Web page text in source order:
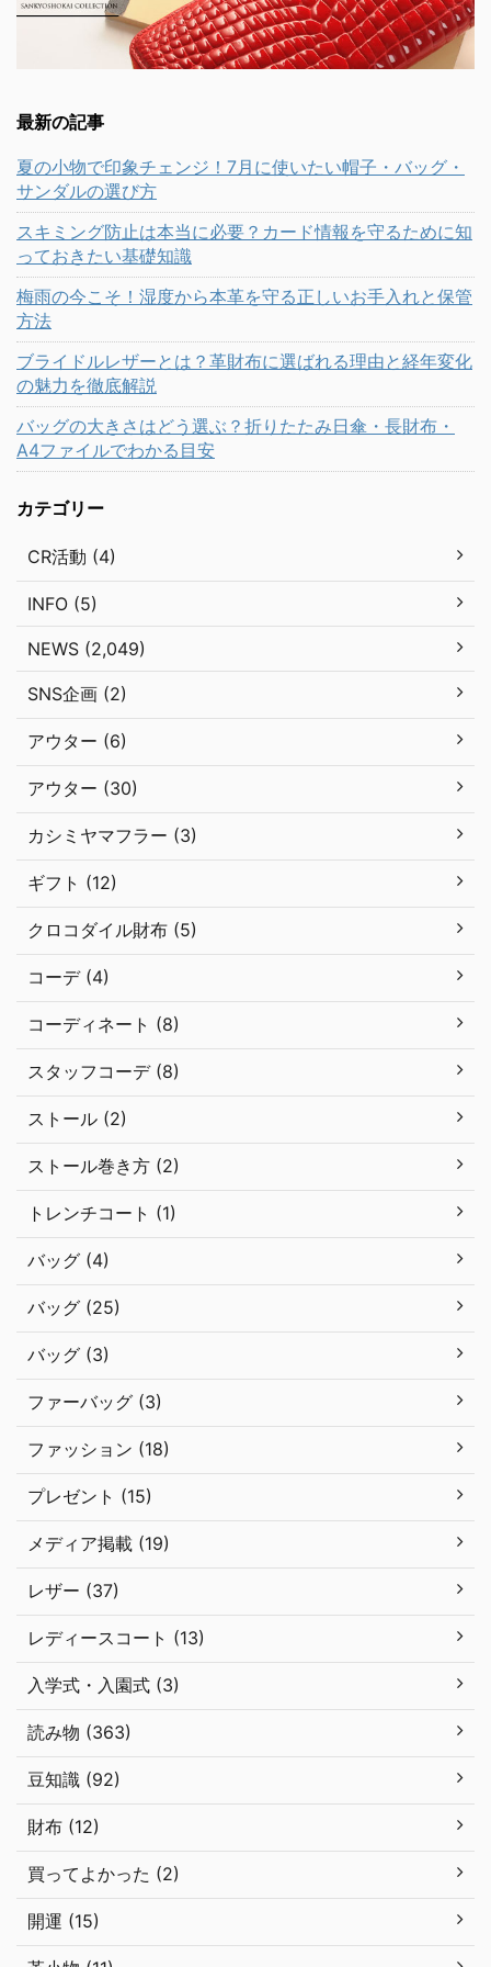
最新の記事
夏の小物で印象チェンジ！7月に使いたい帽子・バッグ・
サンダルの選び方
スキミング防止は本当に必要？カード情報を守るために知
っておきたい基礎知識
梅雨の今こそ！湿度から本革を守る正しいお手入れと保管
方法
ブライドルレザーとは？革財布に選ばれる理由と経年変化
の魅力を徹底解説
バッグの大きさはどう選ぶ？折りたたみ日傘・長財布・
A4ファイルでわかる目安
カテゴリー
CR活動 (4)
INFO (5)
NEWS (2,049)
SNS企画 (2)
アウター (6)
アウター (30)
カシミヤマフラー (3)
ギフト (12)
クロコダイル財布 (5)
コーデ (4)
コーディネート (8)
スタッフコーデ (8)
ストール (2)
ストール巻き方 (2)
トレンチコート (1)
バッグ (4)
バッグ (25)
バッグ (3)
ファーバッグ (3)
ファッション (18)
プレゼント (15)
メディア掲載 (19)
レザー (37)
レディースコート (13)
入学式・入園式 (3)
読み物 (363)
豆知識 (92)
財布 (12)
買ってよかった (2)
開運 (15)